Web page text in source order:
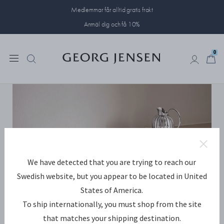
Medlemmar får alltid gratis frakt
Anmäl dig och få 10%
0
We have detected that you are trying to reach our
Swedish website, but you appear to be located in United
States of America.
To ship internationally, you must shop from the site
that matches your shipping destination.